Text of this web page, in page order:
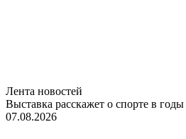
Лента новостей
Выставка расскажет о спорте в
07.08.2026